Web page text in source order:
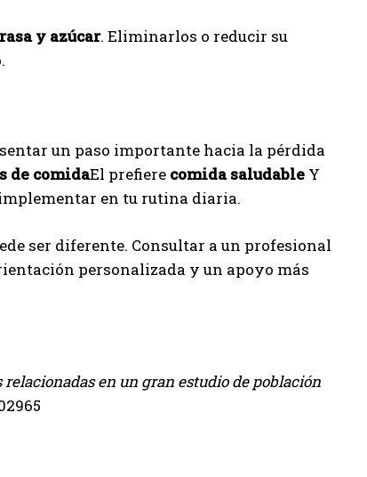
y azúcar. Eliminarlos o reducir su
un paso importante hacia la pérdida
de comidaEl prefiere comida saludable Y
en tu rutina diaria.
ser diferente. Consultar a un profesional
personalizada y un apoyo más
en un gran estudio de población